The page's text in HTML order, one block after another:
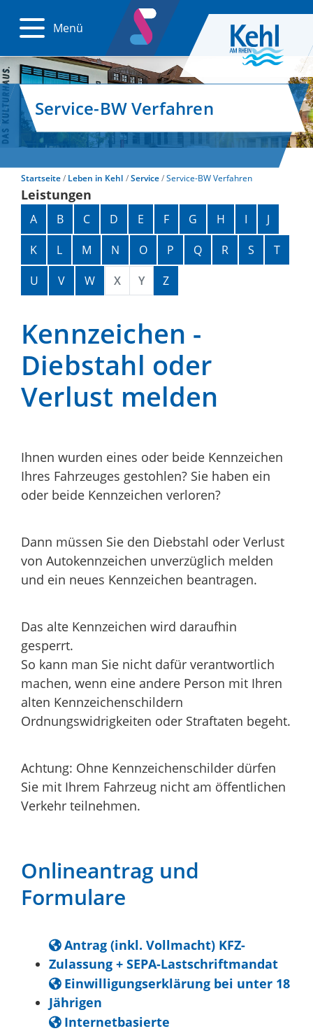
Menü
Service-BW Verfahren
Startseite Leben in Kehl Service Service-BW Verfahren
Leistungen
Alphabetisches Register überspringen
A B C D E F G H I
J
K
L M N O P Q R S
T
U
V W X Y Z
Kennzeichen -
Diebstahl oder
Verlust melden
Ihnen wurden eines oder beide Kennzeichen
Ihres Fahrzeuges gestohlen? Sie haben ein
oder beide Kennzeichen verloren?
Dann müssen Sie den Diebstahl oder Verlust
von Autokennzeichen unverzüglich melden
und ein neues Kennzeichen beantragen.
Das alte Kennzeichen wird daraufhin
gesperrt.
So kann man Sie nicht dafür verantwortlich
machen, wenn eine andere Person mit Ihren
alten Kennzeichenschildern
Ordnungswidrigkeiten oder Straftaten begeht.
Achtung: Ohne Kennzeichenschilder dürfen
Sie mit Ihrem Fahrzeug nicht am öffentlichen
Verkehr teilnehmen.
Onlineantrag und
Formulare
Antrag (inkl. Vollmacht) KFZ-
Zulassung + SEPA-Lastschriftmandat
Einwilligungserklärung bei unter 18
Jährigen
Internetbasierte